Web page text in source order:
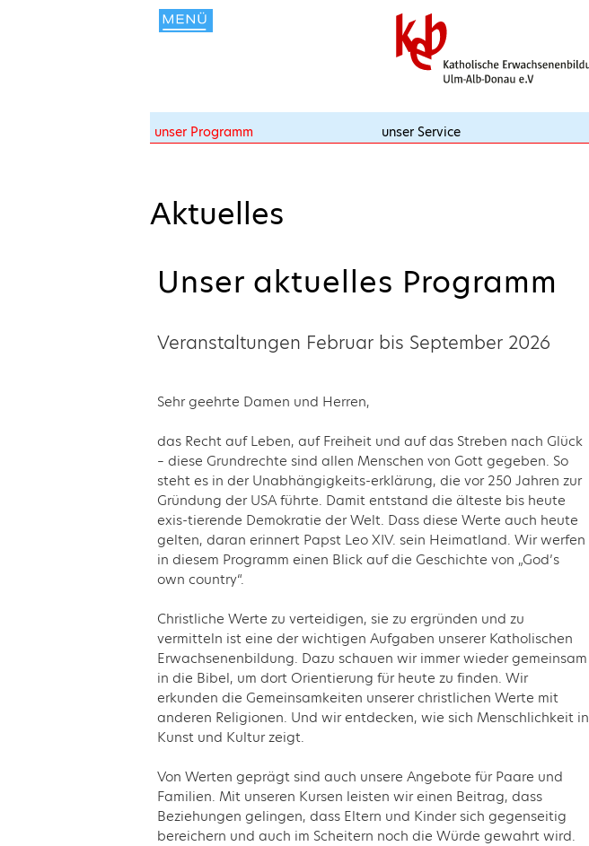
unser Programm unser Service
Aktuelles
Unser aktuelles Programm
Veranstaltungen Februar bis September 2026
Sehr geehrte Damen und Herren,
das Recht auf Leben, auf Freiheit und auf das Streben nach Glück
– diese Grundrechte sind allen Menschen von Gott gegeben. So
steht es in der Unabhängigkeits-erklärung, die vor 250 Jahren zur
Gründung der USA führte. Damit entstand die älteste bis heute
exis-tierende Demokratie der Welt. Dass diese Werte auch heute
gelten, daran erinnert Papst Leo XIV. sein Heimatland. Wir werfen
in diesem Programm einen Blick auf die Geschichte von „God’s
own country“.
Christliche Werte zu verteidigen, sie zu ergründen und zu
vermitteln ist eine der wichtigen Aufgaben unserer Katholischen
Erwachsenenbildung. Dazu schauen wir immer wieder gemeinsam
in die Bibel, um dort Orientierung für heute zu finden. Wir
erkunden die Gemeinsamkeiten unserer christlichen Werte mit
anderen Religionen. Und wir entdecken, wie sich Menschlichkeit in
Kunst und Kultur zeigt.
Von Werten geprägt sind auch unsere Angebote für Paare und
Familien. Mit unseren Kursen leisten wir einen Beitrag, dass
Beziehungen gelingen, dass Eltern und Kinder sich gegenseitig
bereichern und auch im Scheitern noch die Würde gewahrt wird.